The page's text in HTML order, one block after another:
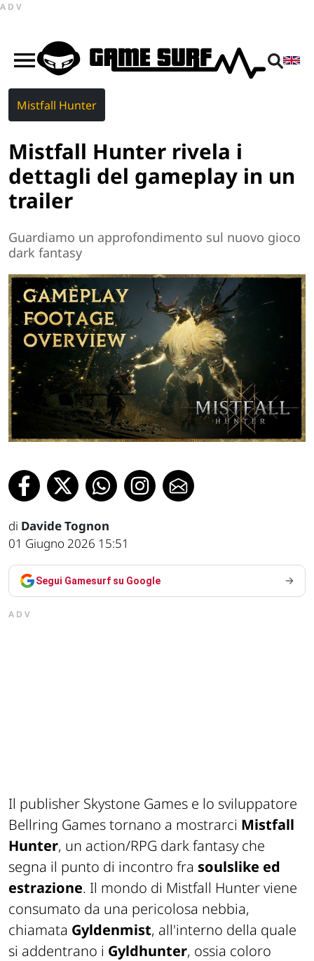
ADV
Mistfall Hunter
Mistfall Hunter rivela i
dettagli del gameplay in un
trailer
Guardiamo un approfondimento sul nuovo gioco
dark fantasy
di Davide Tognon
01 Giugno 2026 15:51
Segui Gamesurf su Google
ADV
Il publisher Skystone Games e lo sviluppatore
Bellring Games tornano a mostrarci Mistfall
Hunter, un action/RPG dark fantasy che
segna il punto di incontro fra soulslike ed
estrazione. Il mondo di Mistfall Hunter viene
consumato da una pericolosa nebbia,
chiamata Gyldenmist, all'interno della quale
si addentrano i Gyldhunter, ossia coloro